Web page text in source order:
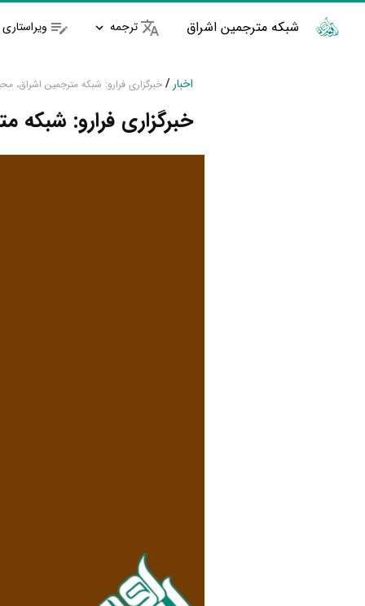
شبکه مترجمین اشراق ترجمه ویراستاری
اخبار / خبرگزاری فرارو: شبکه مترجمین اشراق،
خبرگزاری فرارو: